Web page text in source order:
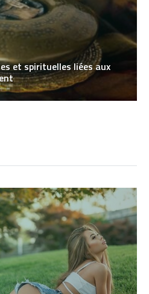
et spirituelles liées aux